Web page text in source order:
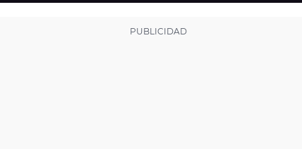
FM
VIRALES